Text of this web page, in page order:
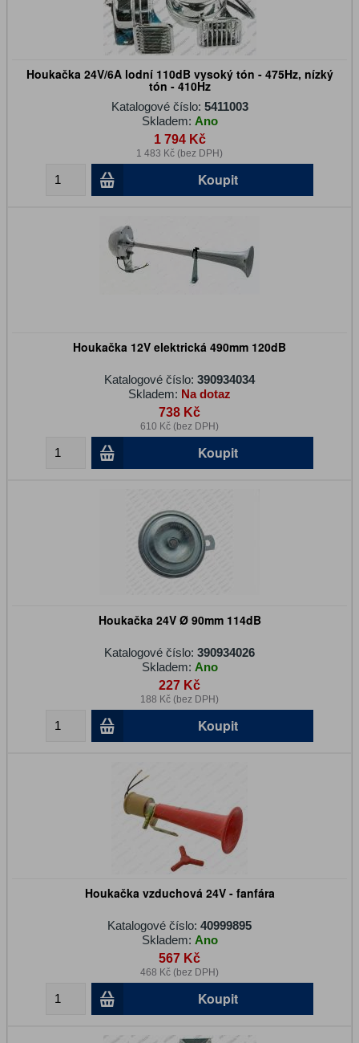
Houkačka 24V/6A lodní 110dB vysoký tón - 475Hz, nízký
tón - 410Hz
Katalogové číslo: 5411003
Skladem: Ano
1 794 Kč
1 483 Kč (bez DPH)
Koupit
Houkačka 12V elektrická 490mm 120dB
Katalogové číslo: 390934034
Skladem: Na dotaz
738 Kč
610 Kč (bez DPH)
Koupit
Houkačka 24V Ø 90mm 114dB
Katalogové číslo: 390934026
Skladem: Ano
227 Kč
188 Kč (bez DPH)
Koupit
Houkačka vzduchová 24V - fanfára
Katalogové číslo: 40999895
Skladem: Ano
567 Kč
468 Kč (bez DPH)
Koupit